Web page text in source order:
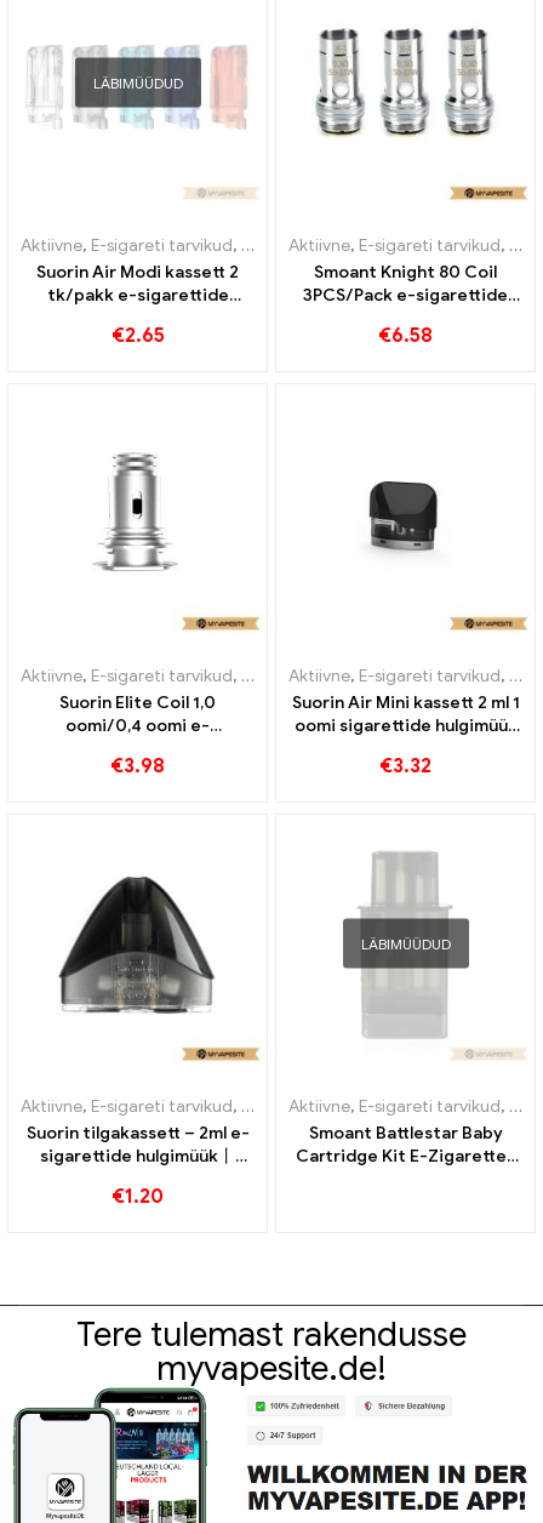
LÄBIMÜÜDUD
Aktiivne, E-sigareti tarvikud, Mod
Aurusti
Suorin Air Modi kassett 2
tk/pakk e-sigarettide
€2.65
Aktiivne, E-sigareti tarvikud,
Smoant Knight 80 Coil
3PCS/Pack e-sigarettide
€6.58
Aktiivne, E-sigareti tarvikud, Aurusti
Suorin Elite Coil 1,0
oomi/0,4 oomi e-
Kohandatud
€3.98
Aktiivne, E-sigareti tarvikud,
Suorin Air Mini kassett 2 ml 1
oomi sigarettide hulgimüük
€3.32
Aktiivne, E-sigareti tarvikud, Aurusti
Suorin tilgakassett – 2ml e-
sigarettide hulgimüük丨
€1.20
LÄBIMÜÜDUD
Aktiivne, E-sigareti tarvikud,
Smoant Battlestar Baby
Cartridge Kit E-Zigaretten
Tere tulemast rakendusse
myvapesite.de!